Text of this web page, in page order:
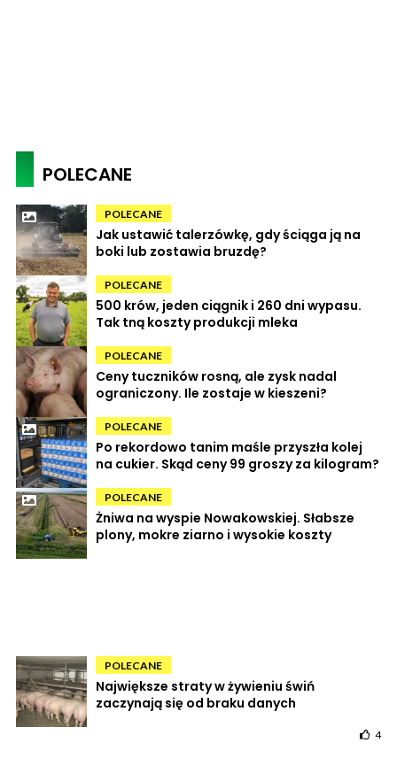
POLECANE
POLECANE
Jak ustawić talerzówkę, gdy ściąga ją na
boki lub zostawia bruzdę?
POLECANE
500 krów, jeden ciągnik i 260 dni wypasu.
Tak tną koszty produkcji mleka
POLECANE
Ceny tuczników rosną, ale zysk nadal
ograniczony. Ile zostaje w kieszeni?
POLECANE
Po rekordowo tanim maśle przyszła kolej
na cukier. Skąd ceny 99 groszy za kilogram?
POLECANE
Żniwa na wyspie Nowakowskiej. Słabsze
plony, mokre ziarno i wysokie koszty
POLECANE
Największe straty w żywieniu świń
zaczynają się od braku danych
4